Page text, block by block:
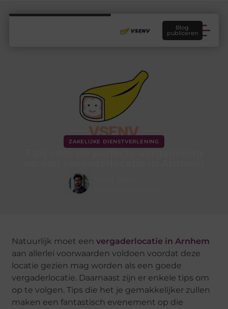
Blog
publiceren
ZAKELIJKE DIENSTVERLENING
Natuurlijk moet eenvergaderlocatie in Arnhem
aan allerlei voorwaarden voldoen voordat deze
locatie gezien mag worden als een goede
vergaderlocatie. Daarnaast zijn er enkele tips om
op te volgen. Tips die het je gemakkelijker zullen
maken een fantastisch evenement op die